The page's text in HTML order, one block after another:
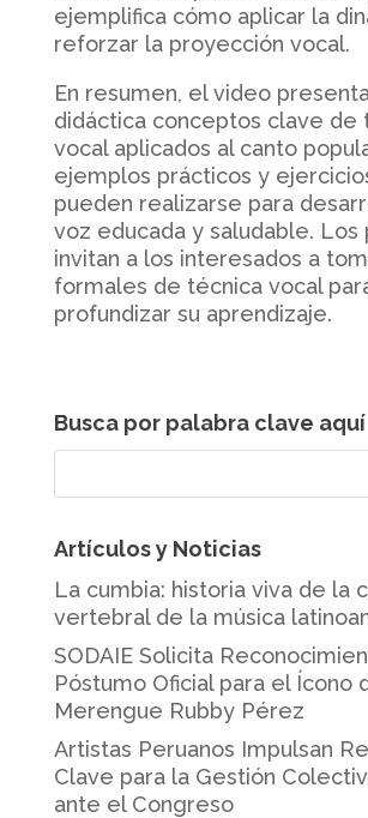
ejemplifica cómo aplicar la
reforzar la proyección vocal.
En resumen, el video
didáctica conceptos clave de
vocal aplicados al canto
ejemplos prácticos y
pueden realizarse para
voz educada y saludable.
invitan a los interesados a
formales de técnica vocal
profundizar su aprendizaje.
Busca por palabra clave aquí
Artículos y Noticias
La cumbia: historia viva de la
vertebral de la música
SODAIE Solicita
Póstumo Oficial para el Ícono
Merengue Rubby Pérez
Artistas Peruanos Impulsan
Clave para la Gestión
ante el Congreso